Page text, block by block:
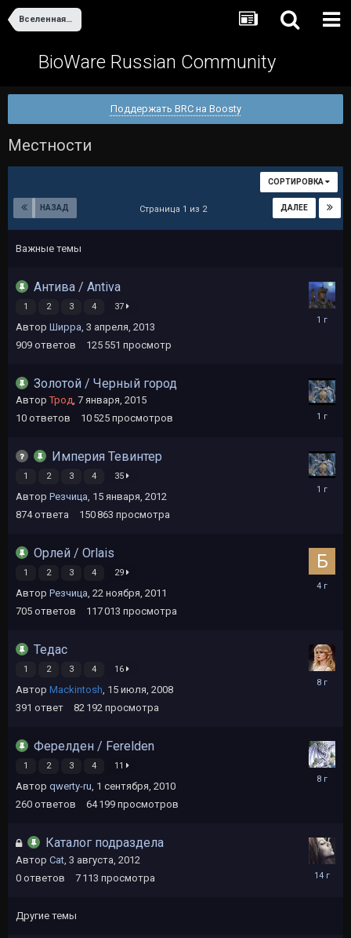
Вселенная Dragon Age
BioWare Russian Community
Поддержать BRC на Boosty
Местности
СОРТИРОВКА
НАЗАД ДАЛЕЕ
Страница 1 из 2
Важные темы
Антива / Antiva
1 2 3 4 37
Автор Ширра, 3 апреля, 2013
909 ответов 125 551 просмотр
20
Золотой / Черный город
АвторТрод, 7 января, 2015
10 ответов 10 525 просмотров
17
Империя Тевинтер
1 2 3 4 35
Автор Резчица, 15 января, 2012
874 ответа 150 863 просмотра
15
Орлей / Orlais
1 2 3 4 29
Автор Резчица, 22 ноября, 2011
705 ответов 117 013 просмотра
30
Тедас
1 2 3 4 16
Автор Mackintosh, 15 июля, 2008
391 ответ 82 192 просмотра
17
Ферелден / Ferelden
1 2 3 4 11
Автор qwerty-ru, 1 сентября, 2010
260 ответов 64 199 просмотров
13
Каталог подраздела
Автор Cat, 3 августа, 2012
0 ответов 7 113 просмотра
Другие темы